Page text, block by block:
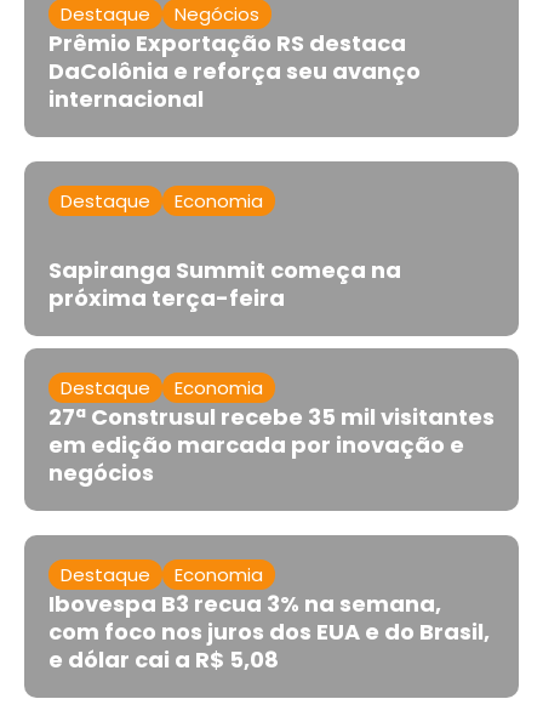
Destaque Negócios
Prêmio Exportação RS destaca
DaColônia e reforça seu avanço
internacional
Destaque Economia
Sapiranga Summit começa na
próxima terça-feira
Destaque Economia
27ª Construsul recebe 35 mil visitantes
em edição marcada por inovação e
negócios
Destaque Economia
Ibovespa B3 recua 3% na semana,
com foco nos juros dos EUA e do Brasil,
e dólar cai a R$ 5,08